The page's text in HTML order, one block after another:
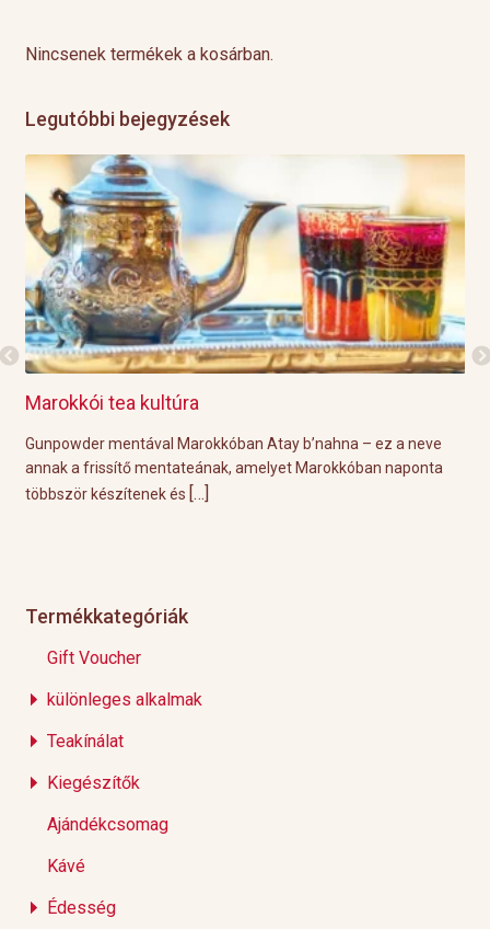
Nincsenek termékek a kosárban.
Legutóbbi bejegyzések
Marokkói tea kultúra
Gunpowder mentával Marokkóban Atay b’nahna – ez a neve
annak a frissítő mentateának, amelyet Marokkóban naponta
többször készítenek és[…]
Termékkategóriák
Gift Voucher
különleges alkalmak
Teakínálat
Kiegészítők
Ajándékcsomag
Kávé
Édesség